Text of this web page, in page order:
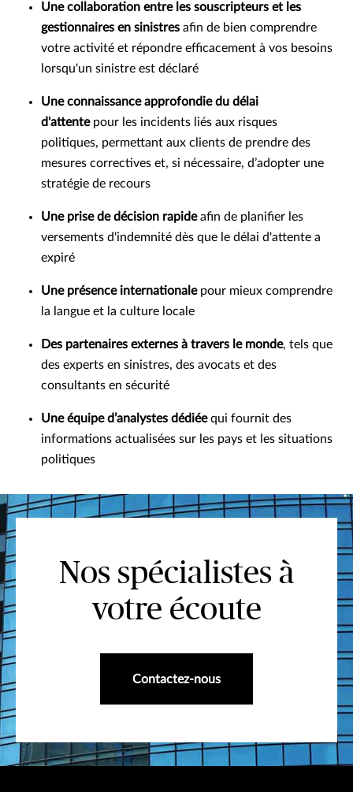
Une collaboration entre les souscripteurs et les
gestionnaires en sinistres afin de bien comprendre
votre activité et répondre efficacement à vos besoins
lorsqu'un sinistre est déclaré
Une connaissance approfondie du délai
d'attentepour les incidents liés aux risques
politiques, permettant aux clients de prendre des
mesures correctives et, si nécessaire, d’adopter une
stratégie de recours
Une prise de décision rapideafin de planifier les
versements d'indemnité dès que le délai d'attente a
expiré
Une présence internationalepour mieux comprendre
la langue et la culture locale
Des partenaires externes à travers le monde, tels que
des experts en sinistres, des avocats et des
consultants en sécurité
Une équipe d’analystes dédiéequi fournit des
informations actualisées sur les pays et les situations
politiques
Nos spécialistes à
votre écoute
Contactez-nous